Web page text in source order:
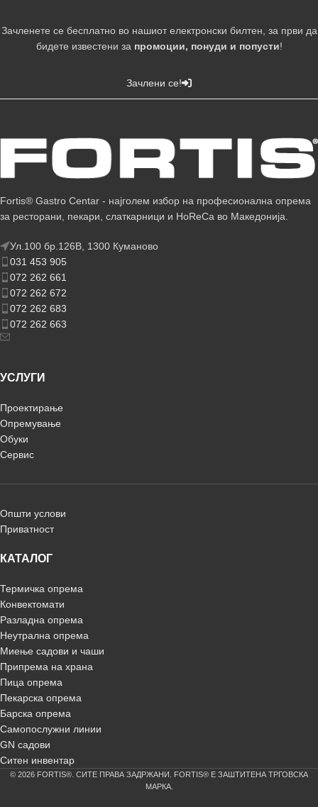
Зачленете се бесплатно во нашиот електронски билтен, за први да
бидете известени за промоции, понуди и попусти!
Зачлени се!
Fortis® Gastro Centar - најголем избор на професионална опрема
за ресторани, пекари, слаткарници и HoReCa во Македонија.
Ул.100 бр.126В, 1300 Куманово
031 453 905
072 262 661
072 262 672
072 262 683
072 262 663
УСЛУГИ
Проектирање
Опремување
Обуки
Сервис
Општи услови
Приватност
КАТАЛОГ
Термичка опрема
Конвектомати
Разладна опрема
Неутрална опрема
Миење садови и чаши
Припрема на храна
Пица опрема
Пекарска опрема
Барска опрема
Самопослужни линии
GN садови
Ситен инвентар
© 2026 FORTIS®. СИТЕ ПРАВА ЗАДРЖАНИ. FORTIS® Е ЗАШТИТЕНА ТРГОВСКА
МАРКА.